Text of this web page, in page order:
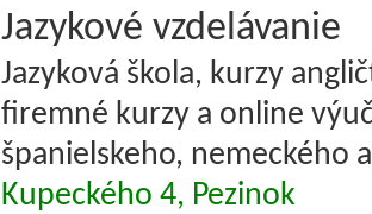
Jazykové vzdelávanie
Jazyková škola, kurzy
firemné kurzy a online
španielskeho, nemeckého
Kupeckého 4, Pezinok